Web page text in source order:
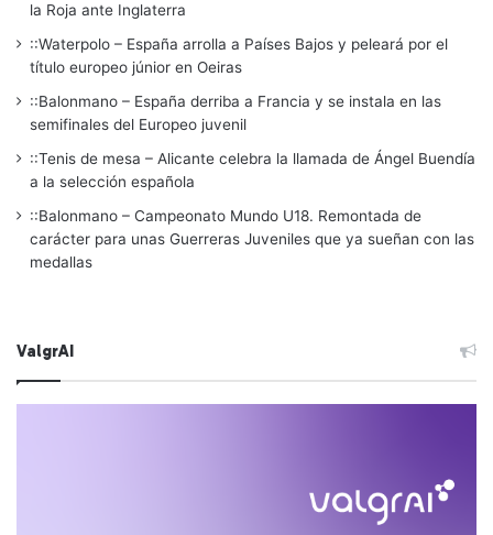
la Roja ante Inglaterra
::Waterpolo – España arrolla a Países Bajos y peleará por el
título europeo júnior en Oeiras
::Balonmano – España derriba a Francia y se instala en las
semifinales del Europeo juvenil
::Tenis de mesa – Alicante celebra la llamada de Ángel Buendía
a la selección española
::Balonmano – Campeonato Mundo U18. Remontada de
carácter para unas Guerreras Juveniles que ya sueñan con las
medallas
ValgrAI